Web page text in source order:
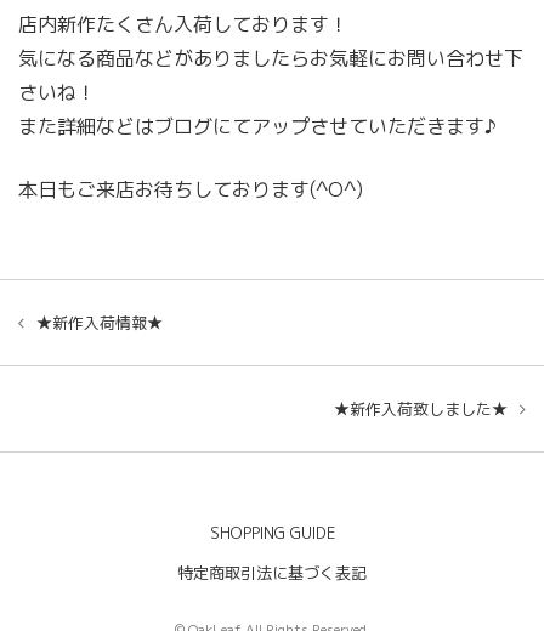
店内新作たくさん入荷しております！
気になる商品などがありましたらお気軽にお問い合わせ下
さいね！
また詳細などはブログにてアップさせていただきます♪
本日もご来店お待ちしております(^O^)
★新作入荷情報★
★新作入荷致しました★
SHOPPING GUIDE
特定商取引法に基づく表記